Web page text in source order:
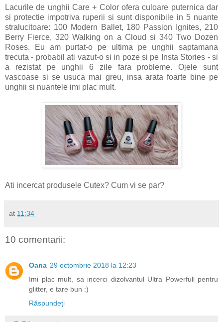
Lacurile de unghii Care + Color ofera culoare puternica dar
si protectie impotriva ruperii si sunt disponibile in 5 nuante
stralucitoare: 100 Modern Ballet, 180 Passion Ignites, 210
Berry Fierce, 320 Walking on a Cloud si 340 Two Dozen
Roses. Eu am purtat-o pe ultima pe unghii saptamana
trecuta - probabil ati vazut-o si in poze si pe Insta Stories - si
a rezistat pe unghii 6 zile fara probleme. Ojele sunt
vascoase si se usuca mai greu, insa arata foarte bine pe
unghii si nuantele imi plac mult.
Ati incercat produsele Cutex? Cum vi se par?
at 11:34
10 comentarii:
Oana 29 octombrie 2018 la 12:23
Imi plac mult, sa incerci dizolvantul Ultra Powerfull pentru
glitter, e tare bun :)
Răspundeți